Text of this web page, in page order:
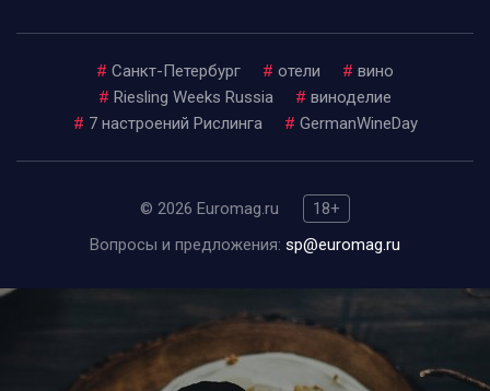
# Санкт-Петербург # отели # вино
# Riesling Weeks Russia # виноделие
# 7 настроений Рислинга # GermanWineDay
© 2026 Euromag.ru
18+
Вопросы и предложения: sp@euromag.ru